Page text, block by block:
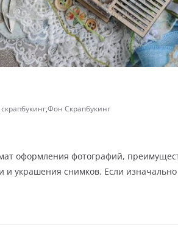
,Фон Скрапбукинг
оформления фотографий,
и украшения снимков. Если